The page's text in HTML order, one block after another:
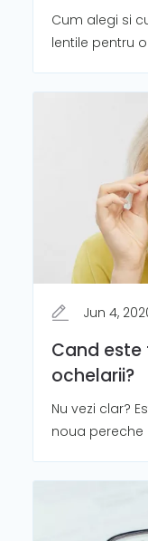
Cum alegi si
lentile pentru
Jun 4,
Cand
ochelarii?
Nu vezi clar?
noua pereche